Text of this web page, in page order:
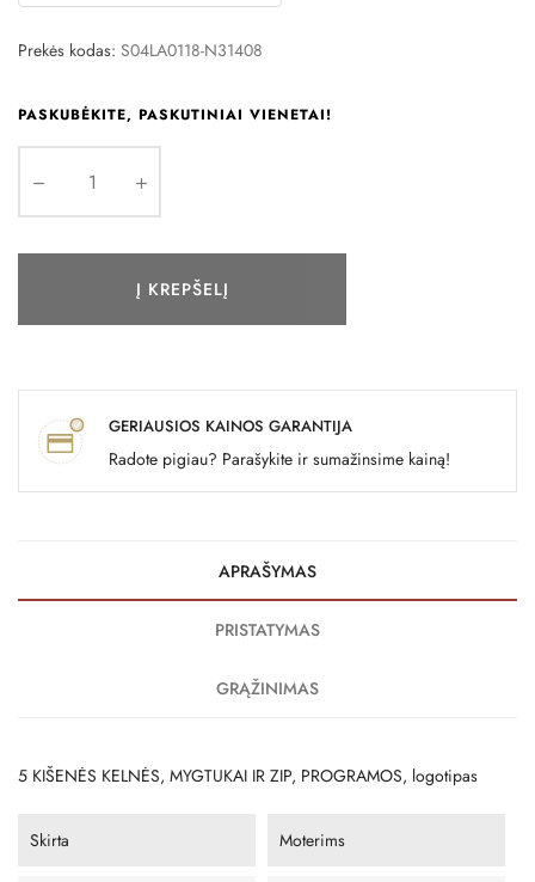
Prekės kodas: S04LA0118-N31408
PASKUBĖKITE, PASKUTINIAI VIENETAI!
Į KREPŠELĮ
GERIAUSIOS KAINOS GARANTIJA
Radote pigiau? Parašykite ir sumažinsime kainą!
APRAŠYMAS
PRISTATYMAS
GRĄŽINIMAS
5 KIŠENĖS KELNĖS, MYGTUKAI IR ZIP, PROGRAMOS, logotipas
Skirta Moterims